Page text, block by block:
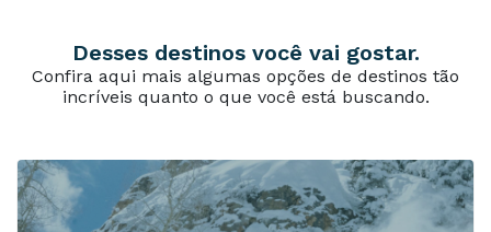
Desses destinos você vai gostar.
Confira aqui mais algumas opções de destinos tão
incríveis quanto o que você está buscando.